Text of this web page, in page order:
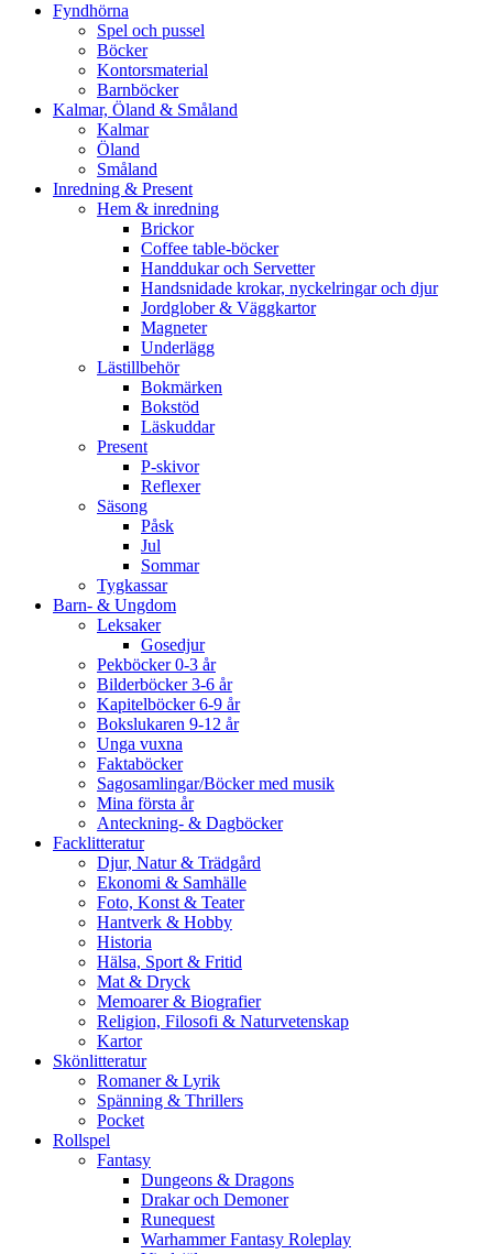
Fyndhörna
Spel och pussel
Böcker
Kontorsmaterial
Barnböcker
Kalmar, Öland & Småland
Kalmar
Öland
Småland
Inredning & Present
Hem & inredning
Brickor
Coffee table-böcker
Handdukar och Servetter
Handsnidade krokar, nyckelringar och djur
Jordglober & Väggkartor
Magneter
Underlägg
Lästillbehör
Bokmärken
Bokstöd
Läskuddar
Present
P-skivor
Reflexer
Säsong
Påsk
Jul
Sommar
Tygkassar
Barn- & Ungdom
Leksaker
Gosedjur
Pekböcker 0-3 år
Bilderböcker 3-6 år
Kapitelböcker 6-9 år
Bokslukaren 9-12 år
Unga vuxna
Faktaböcker
Sagosamlingar/Böcker med musik
Mina första år
Anteckning- & Dagböcker
Facklitteratur
Djur, Natur & Trädgård
Ekonomi & Samhälle
Foto, Konst & Teater
Hantverk & Hobby
Historia
Hälsa, Sport & Fritid
Mat & Dryck
Memoarer & Biografier
Religion, Filosofi & Naturvetenskap
Kartor
Skönlitteratur
Romaner & Lyrik
Spänning & Thrillers
Pocket
Rollspel
Fantasy
Dungeons & Dragons
Drakar och Demoner
Runequest
Warhammer Fantasy Roleplay